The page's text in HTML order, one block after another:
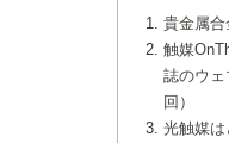
8号 高機能化ポ
触媒の最近の進
7号 持続可能社
触媒関連技術
5号 若手会員に
企業編
6号 第102回触
7号 触媒・化学
5号 こんな物質
の可能性―
7号 『結晶の
5号 水素製造・
しい展開
6号 第98回触媒
7号 基礎化学品
4号 水分解用光
5号 時間分解分
6号 第96回触媒
2号 第93回触媒
3号 特殊エネル
4号 生体内にお
5号 ファインケ
1号 なぜこの触
2号 第91回触媒
3号 最近の自動
4号 触媒研究の
▼44巻（2002年
1号 高次制御さ
2号 第89回触媒
3号 触媒を利用
▼43巻（2001
1号 グリーンケ
2号 第87回触媒
▼42巻（2000年
1号 触媒反応工
▼41巻（1999
貴金属合
触媒
誌のウ
回）
光触媒